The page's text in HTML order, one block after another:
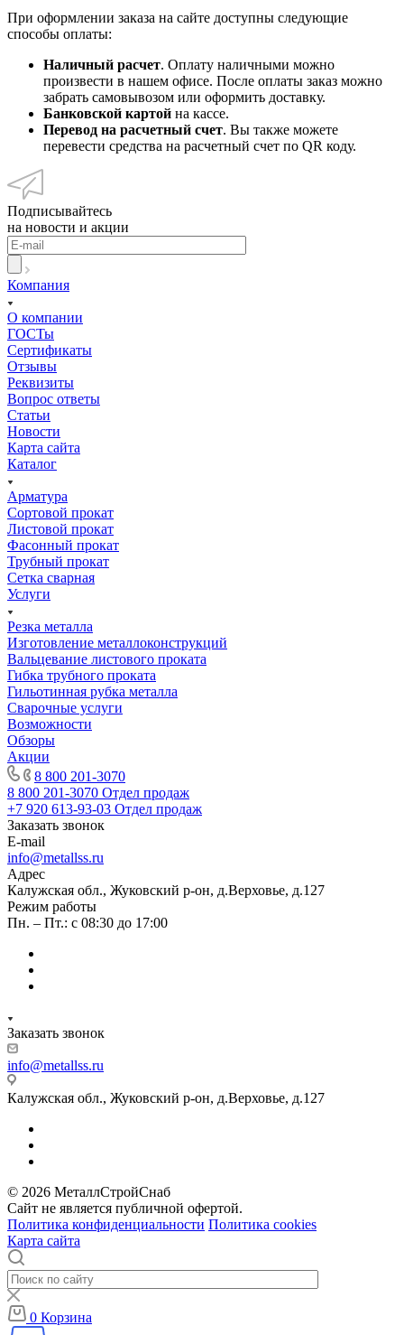
При оформлении заказа на сайте доступны следующие
способы оплаты:
Наличный расчет. Оплату наличными можно
произвести в нашем офисе. После оплаты заказ можно
забрать самовывозом или оформить доставку.
Банковской картой на кассе.
Перевод на расчетный счет. Вы также можете
перевести средства на расчетный счет по QR коду.
Подписывайтесь
на новости и акции
Компания
О компании
ГОСТы
Сертификаты
Отзывы
Реквизиты
Вопрос ответы
Статьи
Новости
Карта сайта
Каталог
Арматура
Сортовой прокат
Листовой прокат
Фасонный прокат
Трубный прокат
Сетка сварная
Услуги
Резка металла
Изготовление металлоконструкций
Вальцевание листового проката
Гибка трубного проката
Гильотинная рубка металла
Сварочные услуги
Возможности
Обзоры
Акции
8 800 201-3070
8 800 201-3070 Отдел продаж
+7 920 613-93-03 Отдел продаж
Заказать звонок
E-mail
info@metallss.ru
Адрес
Калужская обл., Жуковский р-он, д.Верховье, д.127
Режим работы
Пн. – Пт.: с 08:30 до 17:00
Заказать звонок
info@metallss.ru
Калужская обл., Жуковский р-он, д.Верховье, д.127
© 2026 МеталлСтройСнаб
Сайт не является публичной офертой.
Политика конфиденциальности Политика cookies
Карта сайта
0 Корзина